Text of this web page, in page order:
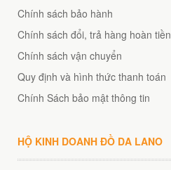
Chính sách bảo hành
Chính sách đổi, trả hàng hoàn tiền
Chính sách vận chuyển
Quy định và hình thức thanh toán
Chính Sách bảo mật thông tin
HỘ KINH DOANH ĐỒ DA LANO